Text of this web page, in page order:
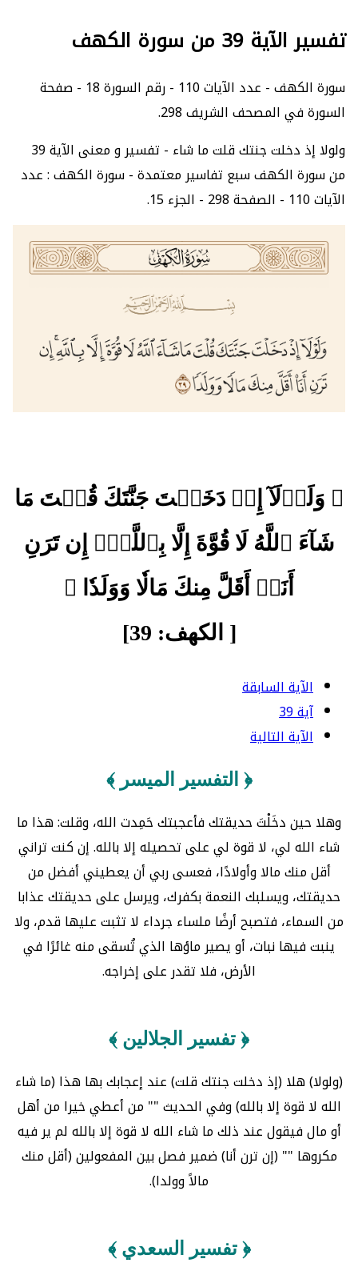
تفسير الآية 39 من سورة الكهف
سورة الكهف - عدد الآيات 110 - رقم السورة 18 - صفحة
السورة في المصحف الشريف 298.
ولولا إذ دخلت جنتك قلت ما شاء - تفسير و معنى الآية 39
من سورة الكهف سبع تفاسير معتمدة - سورة الكهف : عدد
الآيات 110 - الصفحة 298 - الجزء 15.
﴿ وَلَوۡلَآ إِذۡ دَخَلۡتَ جَنَّتَكَ قُلۡتَ مَا
شَآءَ ٱللَّهُ لَا قُوَّةَ إِلَّا بِٱللَّهِۚ إِن تَرَنِ
أَنَا۠ أَقَلَّ مِنكَ مَالٗا وَوَلَدٗا ﴾
[ الكهف: 39]
الآية السابقة
آية 39
الآية التالية
﴿ التفسير الميسر ﴾
وهلا حين دخَلْتَ حديقتك فأعجبتك حَمِدت الله، وقلت: هذا ما
شاء الله لي، لا قوة لي على تحصيله إلا بالله. إن كنت تراني
أقل منك مالا وأولادًا، فعسى ربي أن يعطيني أفضل من
حديقتك، ويسلبك النعمة بكفرك، ويرسل على حديقتك عذابا
من السماء، فتصبح أرضًا ملساء جرداء لا تثبت عليها قدم، ولا
ينبت فيها نبات، أو يصير ماؤها الذي تُسقى منه غائرًا في
الأرض، فلا تقدر على إخراجه.
﴿ تفسير الجلالين ﴾
(ولولا) هلا (إذ دخلت جنتك قلت) عند إعجابك بها هذا (ما شاء
الله لا قوة إلا بالله) وفي الحديث "" من أعطي خيرا من أهل
أو مال فيقول عند ذلك ما شاء الله لا قوة إلا بالله لم ير فيه
مكروها "" (إن ترن أنا) ضمير فصل بين المفعولين (أقل منك
مالاً وولدا).
﴿ تفسير السعدي ﴾